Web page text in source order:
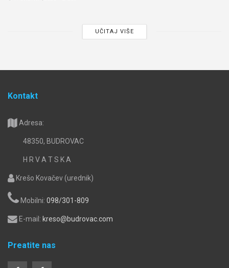
UČITAJ VIŠE
Kontakt
Adresa:
48350, BUDROVAC
H R V A T S K A
Krešo Kovačev (urednik)
Mobilni: 098/301-809
E-mail: kreso@budrovac.com
Preatite nas